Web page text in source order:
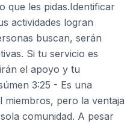
que les pidas.Identificar
actividades logran
buscan, serán
Si tu servicio es
el apoyo y tu
3:25 - Es una
miembros, pero la ventaja
comunidad. A pesar